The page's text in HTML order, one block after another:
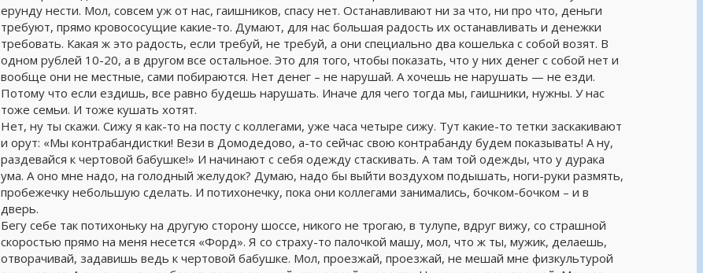
ерунду нести. Мол, совсем уж от нас, гаишников, спасу нет. Останавливают ни за что, ни про что, деньги
требуют, прямо кровососущие какие-то. Думают, для нас большая радость их останавливать и денежки
требовать. Какая ж это радость, если требуй, не требуй, а они специально два кошелька с собой возят. В
одном рублей 10-20, а в другом все остальное. Это для того, чтобы показать, что у них денег с собой нет и
вообще они не местные, сами побираются. Нет денег – не нарушай. А хочешь не нарушать — не езди.
Потому что если ездишь, все равно будешь нарушать. Иначе для чего тогда мы, гаишники, нужны. У нас
тоже семьи. И тоже кушать хотят.
Нет, ну ты скажи. Сижу я как-то на посту с коллегами, уже часа четыре сижу. Тут какие-то тетки заскакивают
и орут: «Мы контрабандистки! Вези в Домодедово, а-то сейчас свою контрабанду будем показывать! А ну,
раздевайся к чертовой бабушке!» И начинают с себя одежду стаскивать. А там той одежды, что у дурака
ума. А оно мне надо, на голодный желудок? Думаю, надо бы выйти воздухом подышать, ноги-руки размять,
пробежечку небольшую сделать. И потихонечку, пока они коллегами занимались, бочком-бочком – и в
дверь.
Бегу себе так потихоньку на другую сторону шоссе, никого не трогаю, в тулупе, вдруг вижу, со страшной
скоростью прямо на меня несется «Форд». Я со страху-то палочкой машу, мол, что ж ты, мужик, делаешь,
отворачивай, задавишь ведь к чертовой бабушке. Мол, проезжай, проезжай, не мешай мне физкультурой